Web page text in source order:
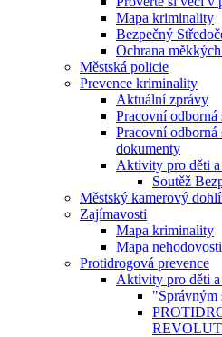
Mapa kriminality
Bezpečný
Ochrana
Městská policie
Prevence kriminality
Aktuální zprávy
Pracovní
Pracovní
dokumenty
Aktivity pro děti a
Soutěž
Městský kamerový
Zajímavosti
Mapa kriminality
Mapa nehodovosti
Protidrogová prevence
Aktivity pro děti a
"Správným